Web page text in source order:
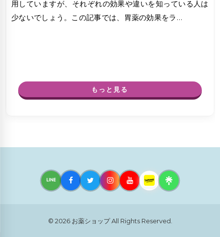
用していますが、それぞれの効果や違いを知っている人は
少ないでしょう。この記事では、胃薬の効果をラ…
もっと見る
© 2026お薬ショップAll Rights Reserved.